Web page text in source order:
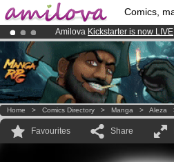
Comics,
Amilova Kickstarter is now LIVE
Premium membership from
Already 100000membersand
Home > Comics Directory > Manga > Aleza
Favourites Share